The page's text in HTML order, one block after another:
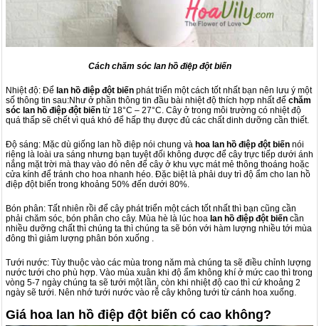
Cách chăm sóc lan hồ điệp đột biến
Nhiệt độ: Để lan hồ điệp đột biến phát triển một cách tốt nhất bạn nên lưu ý một
số thông tin sau:Như ở phần thông tin đầu bài nhiệt độ thích hợp nhất để chăm
sóc lan hồ điệp đột biến từ 18°C – 27°C. Cây ở trong môi trường có nhiệt độ
quá thấp sẽ chết vì quá khó để hấp thụ được đủ các chất dinh dưỡng cần thiết.
Độ sáng: Mặc dù giống lan hồ điệp nói chung và hoa lan hồ điệp đột biến nói
riêng là loài ưa sáng nhưng bạn tuyệt đối không được để cây trực tiếp dưới ánh
nắng mặt trời mà thay vào đó nên để cây ở khu vực mát mẻ thông thoáng hoặc
cửa kính để tránh cho hoa nhanh héo. Đặc biệt là phải duy trì độ ẩm cho lan hồ
điệp đột biến trong khoảng 50% đến dưới 80%.
Bón phân: Tất nhiên rồi để cây phát triển một cách tốt nhất thì bạn cũng cần
phải chăm sóc, bón phân cho cây. Mùa hè là lúc hoa lan hồ điệp đột biến cần
nhiều dưỡng chất thì chúng ta thì chúng ta sẽ bón với hàm lượng nhiều tới mùa
đông thì giảm lượng phân bón xuống .
Tưới nước: Tùy thuộc vào các mùa trong năm mà chúng ta sẽ điều chỉnh lượng
nước tưới cho phù hợp. Vào mùa xuân khi độ ẩm không khí ở mức cao thì trong
vòng 5-7 ngày chúng ta sẽ tưới một lần, còn khi nhiệt độ cao thì cứ khoảng 2
ngày sẽ tưới. Nên nhớ tưới nước vào rễ cây không tưới từ cánh hoa xuống.
Giá hoa lan hồ điệp đột biến có cao không?